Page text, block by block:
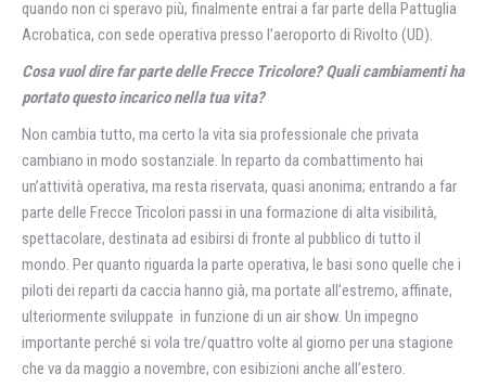
quando non ci speravo più, finalmente entrai a far parte della Pattuglia
Acrobatica, con sede operativa presso l’aeroporto di Rivolto (UD).
Cosa vuol dire far parte delle Frecce Tricolore? Quali cambiamenti ha
portato questo incarico nella tua vita?
Non cambia tutto, ma certo la vita sia professionale che privata
cambiano in modo sostanziale. In reparto da combattimento hai
un’attività operativa, ma resta riservata, quasi anonima; entrando a far
parte delle Frecce Tricolori passi in una formazione di alta visibilità,
spettacolare, destinata ad esibirsi di fronte al pubblico di tutto il
mondo. Per quanto riguarda la parte operativa, le basi sono quelle che i
piloti dei reparti da caccia hanno già, ma portate all’estremo, affinate,
ulteriormente sviluppate in funzione di un air show. Un impegno
importante perché si vola tre/quattro volte al giorno per una stagione
che va da maggio a novembre, con esibizioni anche all’estero.